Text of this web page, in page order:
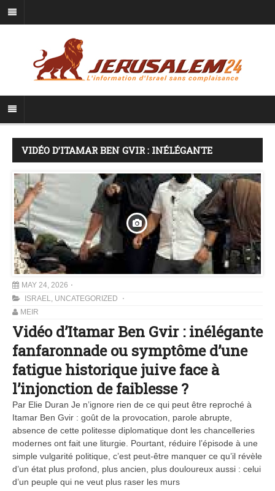
VIDÉO D’ITAMAR BEN GVIR : INÉLÉGANTE
FANFARONNADE OU SYMPTÔME D’UNE FATIGUE
HISTORIQUE JUIVE FACE À L’INJONCTION DE
FAIBLESSE ?
MAY 24, 2026
ISRAEL, UNCATEGORIZED
MEIR
Vidéo d’Itamar Ben Gvir : inélégante
fanfaronnade ou symptôme d’une
fatigue historique juive face à
l’injonction de faiblesse ?
Par Elie Duran Je n’ignore rien de ce qui peut être reproché à
Itamar Ben Gvir : goût de la provocation, parole abrupte,
absence de cette politesse diplomatique dont les chancelleries
modernes ont fait une liturgie. Pourtant, réduire l’épisode à une
simple vulgarité politique, c’est peut-être manquer ce qu’il révèle
d’un état plus profond, plus ancien, plus douloureux aussi : celui
d’un peuple qui ne veut plus raser les murs